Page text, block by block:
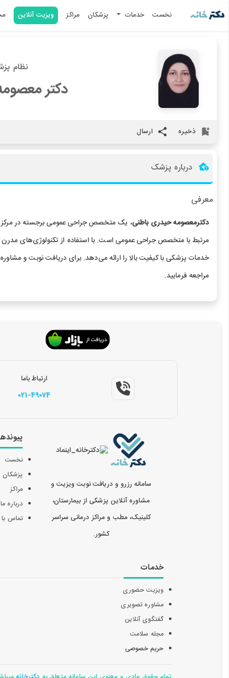
نخست خدمات پزشکان مراکز ویزیت آنلاین
نظام پزشکی
دکتر
ذخیره ارسال
درباره پزشک
معرفی
دکترمعصومه حیدری باطنی، یک متخصص جراحی عمومی برجسته در
مرتبط با متخصص جراحی عمومی است. با استفاده از تکنولوژی‌های
خدمات پزشکی با کیفیت بالا را ارائه می‌دهد. برای دریافت نوبت و مشاوره
مراجعه فرمایید.
ارتباط باما
021-49074
سامانه رزرو و دریافت نوبت ویزیت و
مشاوره آنلاین پزشکی از بیمارستان،
کلینیک، مطب و مراکز درمانی سراسر
کشور.
نخست
پزشکان
مراکز
درباره ما
تماس با
خدمات
ویزیت حضوری
مشاوره تصویری
گفتگوی آنلاین
مجله سلامت
حریم خصوصی